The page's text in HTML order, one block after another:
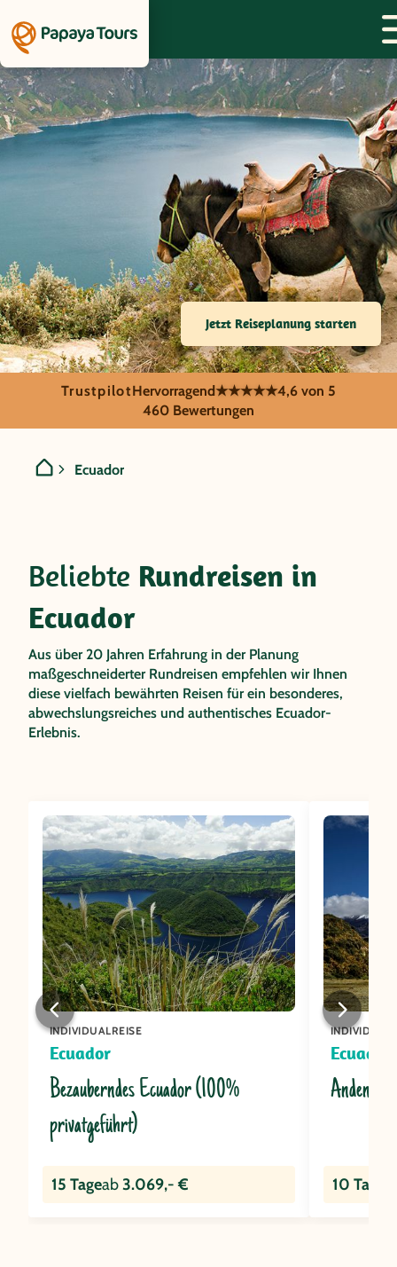
INDIVIDUALREISEN IN
Ecuador
TrustpilotHervorragend★★★★★4,6 von 5
460 Bewertungen
Ecuador
Jetzt Reiseplanung starten
Beliebte Rundreisen in
Ecuador
Aus über 20 Jahren Erfahrung in der Planung
maßgeschneiderter Rundreisen empfehlen wir Ihnen
diese vielfach bewährten Reisen für ein besonderes,
abwechslungsreiches und authentisches Ecuador-
Erlebnis.
INDIVIDUALREISE
Ecuador
Bezauberndes Ecuador (100%
privatgeführt)
15 Tageab3.069,- €
Ecuador
10 Tage